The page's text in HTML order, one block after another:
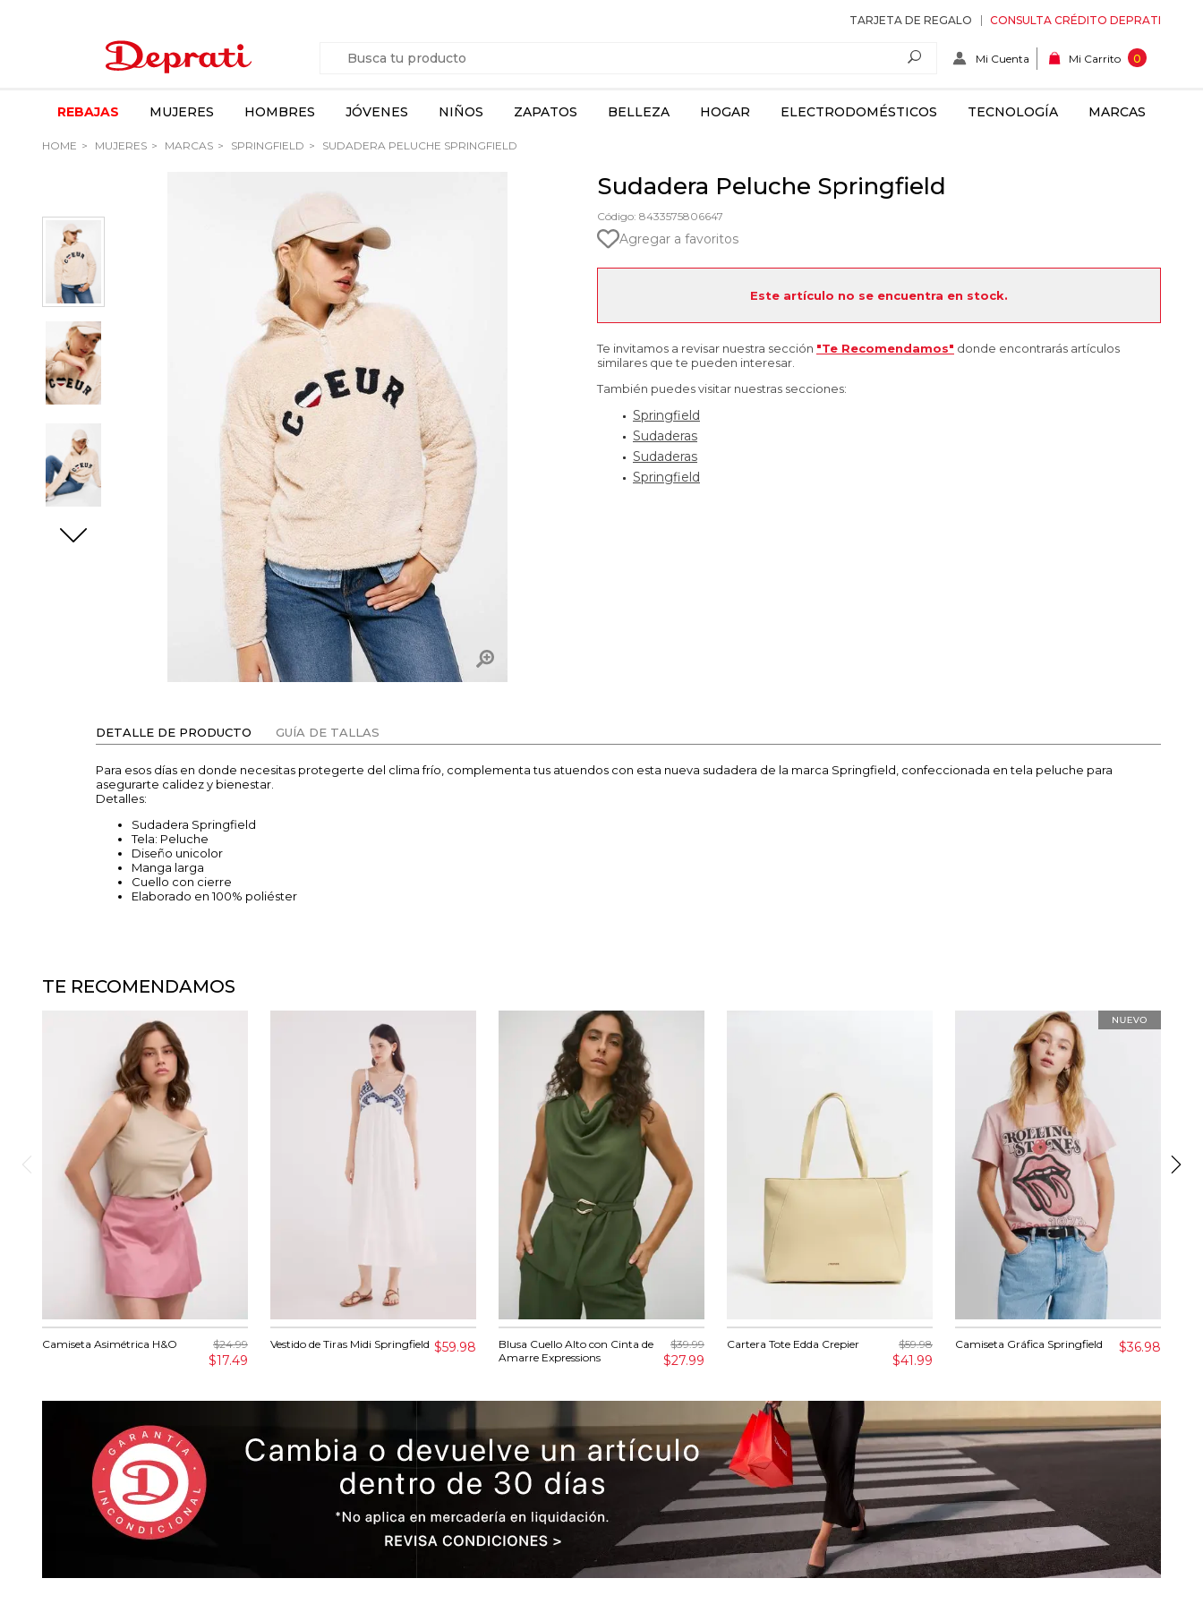
TARJETA DE REGALO CONSULTA CRÉDITO DEPRATI
Mi Cuenta Mi Carrito 0
REBAJAS MUJERES HOMBRES JÓVENES NIÑOS ZAPATOS BELLEZA HOGAR ELECTRODOMÉSTICOS TECNOLOGÍA MARCAS
HOME MUJERES MARCAS SPRINGFIELD SUDADERA PELUCHE SPRINGFIELD
Sudadera Peluche Springfield
Código: 8433575806647
Agregar a favoritos
Este artículo no se encuentra en stock.
Te invitamos a revisar nuestra sección "Te Recomendamos" donde encontrarás artículos
similares que te pueden interesar.
También puedes visitar nuestras secciones:
Springfield
Sudaderas
Sudaderas
Springfield
DETALLE DE PRODUCTO GUÍA DE TALLAS
Para esos días en donde necesitas protegerte del clima frío, complementa tus atuendos con esta nueva sudadera de la marca Springfield, confeccionada en tela peluche para
asegurarte calidez y bienestar.
Detalles:
Sudadera Springfield
Tela: Peluche
Diseño unicolor
Manga larga
Cuello con cierre
Elaborado en 100% poliéster
TE RECOMENDAMOS
Camiseta Asimétrica H&O $24.99
$17.49
Vestido de Tiras Midi Springfield $59.98
Blusa Cuello Alto con Cinta de
Amarre Expressions
$39.99
$27.99
Cartera Tote Edda Crepier $59.98
$41.99
Camiseta Gráfica Springfield $36.98